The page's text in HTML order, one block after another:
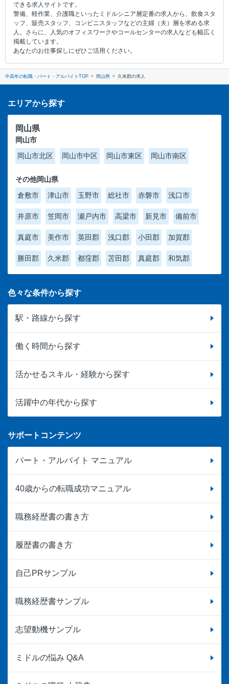
できる求人サイトです。
警備、軽作業、介護職といったミドルシニア層定番の求人から、飲食スタ
ッフ、販売スタッフ、コンビニスタッフなどの主婦（夫）層を求める求
人。さらに、人気のオフィスワークやコールセンターの求人なども幅広く
掲載しています。
あなたのお仕事探しにぜひご活用ください。
中高年の転職・パート・アルバイトTOP 岡山県 久米郡の求人
エリアから探す
岡山県
岡山市
岡山市北区
岡山市中区 岡山市東区 岡山市南区
その他岡山県
倉敷市
津山市 玉野市 総社市 赤磐市 浅口市
井原市 笠岡市 瀬戸内市 高梁市 新見市 備前市
真庭市 美作市 英田郡 浅口郡 小田郡 加賀郡
勝田郡 久米郡 都窪郡 苫田郡 真庭郡 和気郡
色々な条件から探す
駅・路線から探す
働く時間から探す
活かせるスキル・経験から探す
活躍中の年代から探す
サポートコンテンツ
パート・アルバイト マニュアル
40歳からの転職成功マニュアル
職務経歴書の書き方
履歴書の書き方
自己PRサンプル
職務経歴書サンプル
志望動機サンプル
ミドルの悩み Q&A